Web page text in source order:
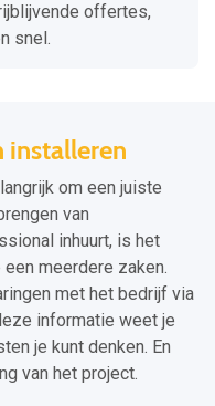
offertes,
snel.
installeren
om een juiste
van
inhuurt, is het
meerdere zaken.
met het bedrijf via
informatie weet je
je kunt denken. En
van het project.